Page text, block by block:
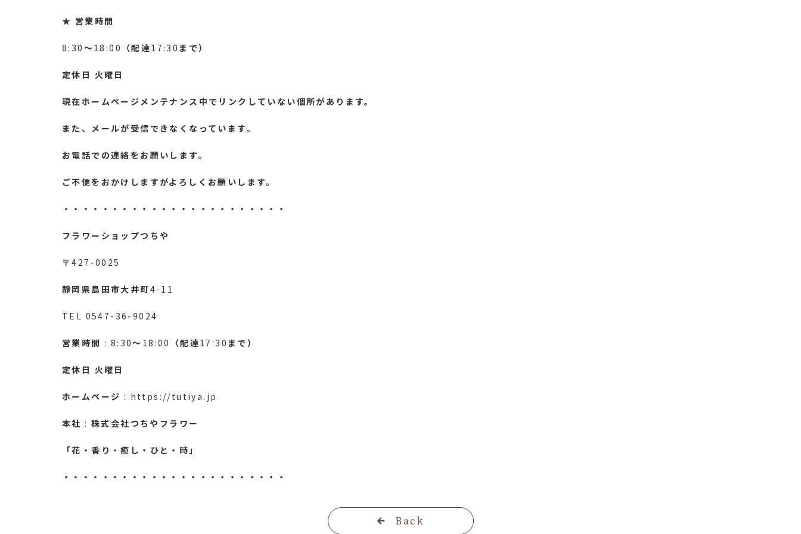
★ 営業時間
8:30 ～18:00 （配達17:30 まで）
定休日 火曜日
現在ホームページメンテナンス中でリンクしていない個所があります。
また、メールが受信できなくなっています。
お電話での連絡をお願いします。
ご不便をおかけしますがよろしくお願いします。
・・・・・・・・・・・・・・・・・・・・・・・
フラワーショップつちや
〒427-0025
靜岡県島田市大井町4-11
TEL 0547-36-9024
営業時間 : 8:30～ 18:00 （配達17:30 まで）
定休日 火曜日
ホームページ : https://tutiya.jp
本社 :株式会社つちやフラワー
「花・香り・癒し・ひと・時」
・・・・・・・・・・・・・・・・・・・・・・・
Back